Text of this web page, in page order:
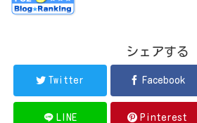
シェアする
Twitter Facebook
LINE Pinterest